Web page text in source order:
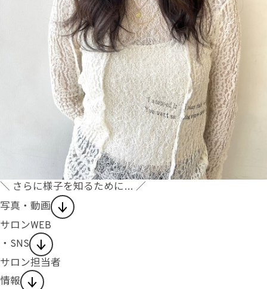
＼ さらに様子を知るために… ／
写真・動画
サロンWEB
・SNS
サロン担当者
情報